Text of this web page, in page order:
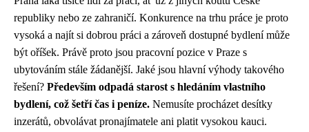
republiky nebo ze zahraničí. Konkurence na trhu práce je proto
vysoká a najít si dobrou práci a zároveň dostupné bydlení může
být oříšek. Právě proto jsou pracovní pozice v Praze s
ubytováním stále žádanější. Jaké jsou hlavní výhody takového
řešení? Především odpadá starost s hledáním vlastního
bydlení, což šetří čas i peníze. Nemusíte procházet desítky
inzerátů, obvolávat pronajímatele ani platit vysokou kauci.